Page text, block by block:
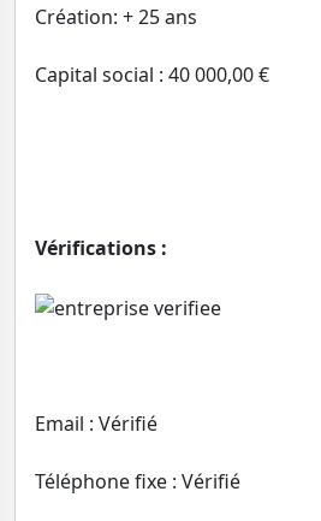
Création: + 25 ans
Capital social : 40 000,00 €
Vérifications :
Email : Vérifié
Téléphone fixe : Vérifié